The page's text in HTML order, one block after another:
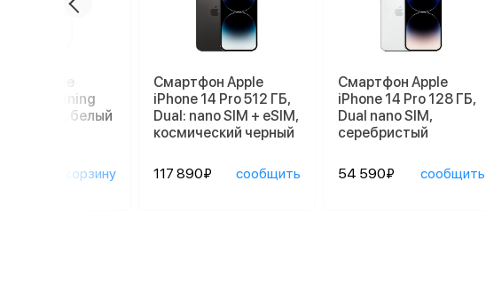
Apple
3 Lightning
Case, белый
в корзину
Смартфон Apple
iPhone 14 Pro 512 ГБ,
Dual: nano SIM + eSIM,
космический черный
117 890₽ сообщить
Смартфон Apple
iPhone 14 Pro 128 ГБ,
Dual nano SIM,
серебристый
54 590₽ сообщить